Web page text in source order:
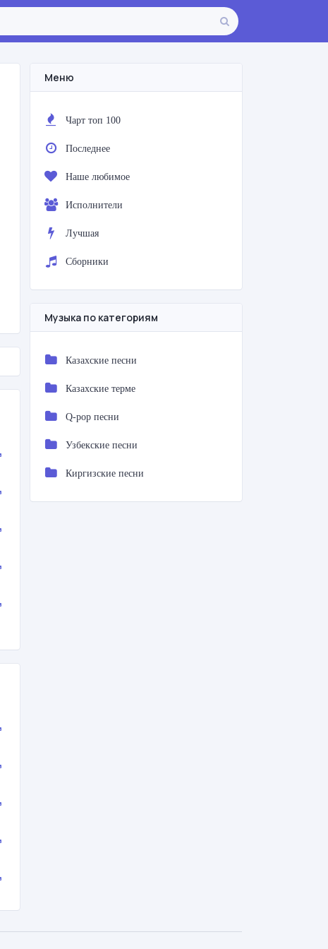
Меню
Чарт топ 100
Последнее
Наше любимое
Исполнители
Лучшая
Сборники
Музыка по категориям
Казахские песни
Казахские терме
Q-pop песни
Узбекские песни
Киргизские песни